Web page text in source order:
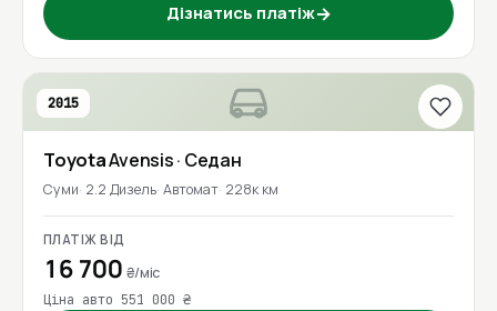
Дізнатись платіж→
2015
ToyotaAvensis· Седан
Суми 2.2 Дизель Автомат 228к км
ПЛАТІЖ ВІД
16 700 ₴/міс
Ціна авто 551 000 ₴